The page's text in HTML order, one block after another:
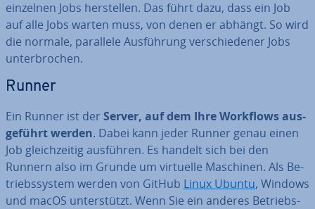
einzelnen Jobs her­stel­len. Das führt dazu, dass ein Job
auf alle Jobs warten muss, von denen er abhängt. So wird
die normale, parallele Aus­füh­rung ver­schie­de­ner Jobs
un­ter­bro­chen.
Runner
Ein Runner ist der Server, auf dem Ihre Workflows aus­
ge­führt werden. Dabei kann jeder Runner genau einen
Job gleich­zei­tig ausführen. Es handelt sich bei den
Runnern also im Grunde um virtuelle Maschinen. Als Be­
triebs­sys­tem werden von GitHub Linux Ubuntu, Windows
und macOS un­ter­stützt. Wenn Sie ein anderes Be­triebs­